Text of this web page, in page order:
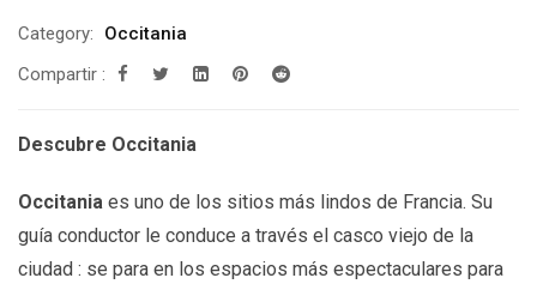
Category:
Occitania
Compartir :
Descubre Occitania
Occitania es uno de los sitios más lindos de Francia. Su
guía conductor le conduce a través el casco viejo de la
ciudad : se para en los espacios más espectaculares para